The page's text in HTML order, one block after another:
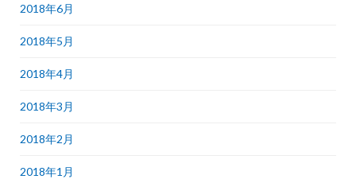
2018年6月
2018年5月
2018年4月
2018年3月
2018年2月
2018年1月